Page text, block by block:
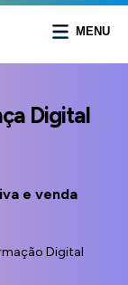
MENU
Digital
e venda
Digital